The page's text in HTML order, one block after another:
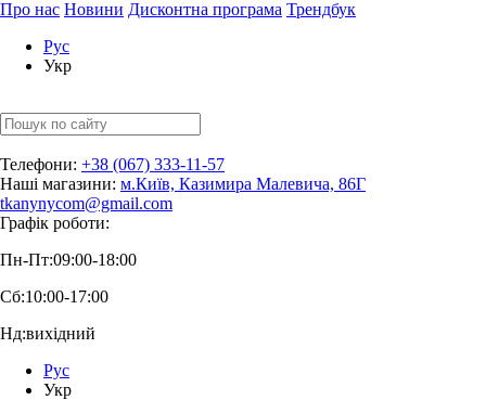
Про нас Новини Дисконтна програма Трендбук
Рус
Укр
Телефони: +38 (067) 333-11-57
Наші магазини: м.Київ, Казимира Малевича, 86Г
tkanynycom@gmail.com
Графік роботи:
Пн-Пт:09:00-18:00
Сб:10:00-17:00
Нд:вихідний
Рус
Укр